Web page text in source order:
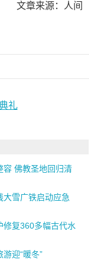
人间
礼
容 佛教圣地回归清
大雪广铁启动应急
修复360多幅古代水
游迎“暖冬”